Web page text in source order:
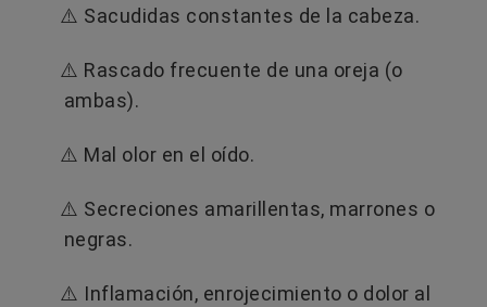
⚠️ Sacudidas constantes de la cabeza.
⚠️ Rascado frecuente de una oreja (o
ambas).
⚠️ Mal olor en el oído.
⚠️ Secreciones amarillentas, marrones o
negras.
⚠️ Inflamación, enrojecimiento o dolor al